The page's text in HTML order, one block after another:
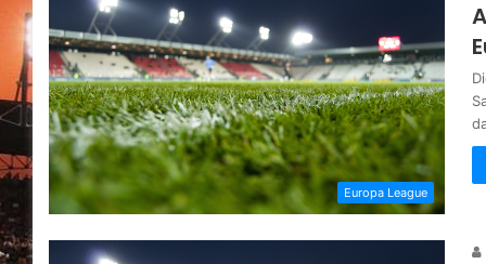
Europa League